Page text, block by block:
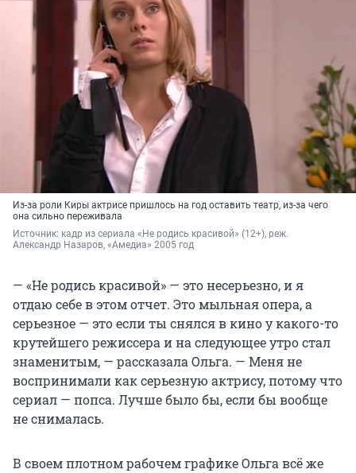
Из-за роли Киры актрисе пришлось на год оставить театр, из-за чего
она сильно переживала
Источник: кадр из сериала «Не родись красивой» (12+), реж.
Александр Назаров, «Амедиа» 2005 год
— «Не родись красивой» — это несерьезно, и я
отдаю себе в этом отчет. Это мыльная опера, а
серьезное — это если ты снялся в кино у какого-то
крутейшего режиссера и на следующее утро стал
знаменитым, — рассказала Ольга. — Меня не
воспринимали как серьезную актрису, потому что
сериал — попса. Лучше было бы, если бы вообще
не снималась.
В своем плотном рабочем графике Ольга всё же